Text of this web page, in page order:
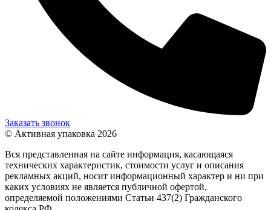
Заказать звонок
© Активная упаковка 2026
Вся представленная на сайте информация, касающаяся
технических характеристик, стоимости услуг и описания
рекламных акций, носит информационный характер и ни при
каких условиях не является публичной офертой,
определяемой положениями Статьи 437(2) Гражданского